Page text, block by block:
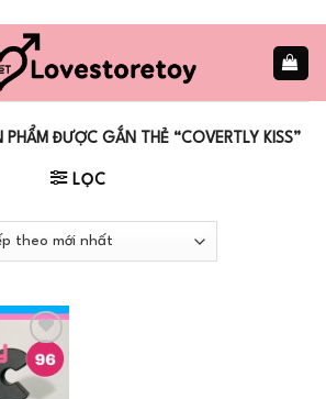
PHẨM ĐƯỢC GẮN THẺ “COVERTLY KISS”
LỌC
Add to